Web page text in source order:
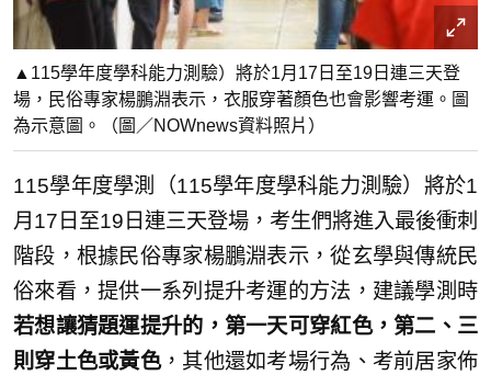
▲115學年度學科能力測驗）將於1月17日至19日連三天登
場，民俗專家楊鵬淵表示，衣服穿著顏色也會影響考運。圖
為示意圖。（圖／NOWnews資料照片）
115學年度學測（115學年度學科能力測驗）將於1
月17日至19日連三天登場，考生們將進入最後衝刺
階段，根據民俗專家楊鵬淵表示，從玄學與傳統民
俗來看，提供一系列提升考運的方法，建議學測時
若想讓猜題運提升的，第一天可穿紅色，第二、三
則穿土色或黃色，其他還如考場行為、考前居家佈